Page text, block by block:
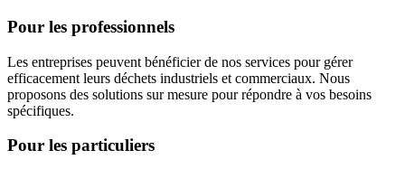
Pour les professionnels
Les entreprises peuvent bénéficier de nos services pour gérer
efficacement leurs déchets industriels et commerciaux. Nous
proposons des solutions sur mesure pour répondre à vos besoins
spécifiques.
Pour les particuliers